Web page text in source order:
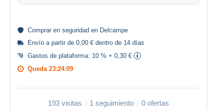
Comprar en seguridad en Delcampe
Envío a partir de 0,00 € dentro de 14 días
Gastos de plataforma: 10 % + 0,30 €
Queda 23:24:08
193 visitas 1 seguimiento 0 ofertas